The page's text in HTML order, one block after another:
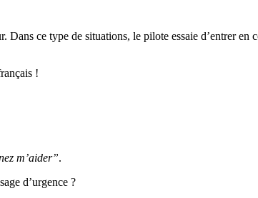
ce type de situations, le pilote essaie d’entrer
!
m’aider”.
d’urgence ?